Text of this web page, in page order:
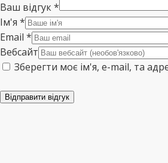
Ваш відгук*
Ім'я *
Email *
Вебсайт
Зберегти моє ім'я, e-mail, та
Відправити відгук